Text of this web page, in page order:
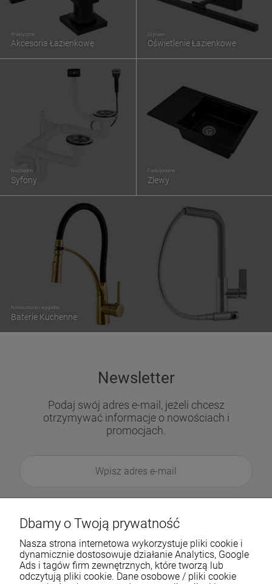
Praktyczne
Akcesoria Łazienkowe
Stylowe
Oświetlenie Łazienkowe
Nowoczesne i wygodne
Baterie Kuchenne
Niezbędne
Syfony
Funkcjonalne
Zlewy
Newsletter
Podaj swój adres e-mail, jeżeli chcesz
otrzymywać informacje o nowościach i
promocjach.
Dbamy o Twoją prywatność
Nasza strona internetowa wykorzystuje pliki cookie i
dynamicznie dostosowuje działanie Analytics, Google
Ads i tagów firm zewnętrznych, które tworzą lub
odczytują pliki cookie. Dane osobowe / pliki cookie